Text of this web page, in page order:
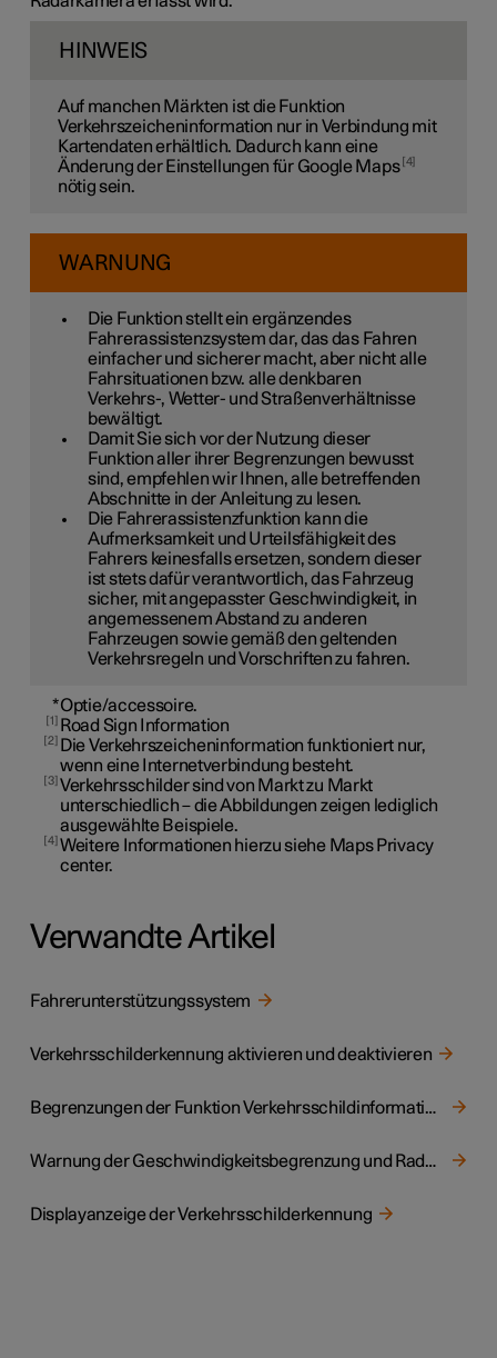
HINWEIS
Auf manchen Märkten ist die Funktion
Verkehrszeicheninformation nur in Verbindung mit
Kartendaten erhältlich. Dadurch kann eine
Änderung der Einstellungen für Google Maps 4
nötig sein.
WARNUNG
Die Funktion stellt ein ergänzendes
Fahrerassistenzsystem dar, das das Fahren
einfacher und sicherer macht, aber nicht alle
Fahrsituationen bzw. alle denkbaren
Verkehrs-, Wetter- und Straßenverhältnisse
bewältigt.
Damit Sie sich vor der Nutzung dieser
Funktion aller ihrer Begrenzungen bewusst
sind, empfehlen wir Ihnen, alle betreffenden
Abschnitte in der Anleitung zu lesen.
Die Fahrerassistenzfunktion kann die
Aufmerksamkeit und Urteilsfähigkeit des
Fahrers keinesfalls ersetzen, sondern dieser
ist stets dafür verantwortlich, das Fahrzeug
sicher, mit angepasster Geschwindigkeit, in
angemessenem Abstand zu anderen
Fahrzeugen sowie gemäß den geltenden
Verkehrsregeln und Vorschriften zu fahren.
*Optie/accessoire.
1 Road Sign Information
2
Die Verkehrszeicheninformation funktioniert nur,
wenn eine Internetverbindung besteht.
3 Verkehrsschilder sind von Markt zu Markt
unterschiedlich – die Abbildungen zeigen lediglich
ausgewählte Beispiele.
4 Weitere Informationen hierzu siehe Maps Privacy
center.
Verwandte Artikel
Fahrerunterstützungssystem
Verkehrsschilderkennung aktivieren und deaktivieren
Begrenzungen der Funktion Verkehrsschildinformationen
Warnung der Geschwindigkeitsbegrenzung und Radarkamera der Verkehrsschilderkennung
Displayanzeige der Verkehrsschilderkennung